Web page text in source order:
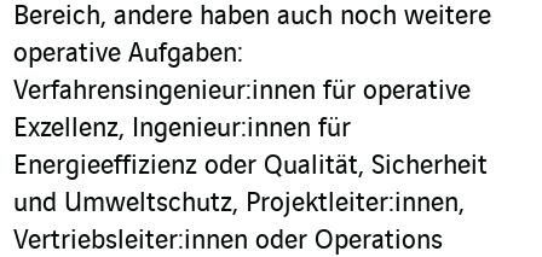
Bereich, andere haben auch noch weitere
operative Aufgaben:
Verfahrensingenieur:innen für operative
Exzellenz, Ingenieur:innen für
Energieeffizienz oder Qualität, Sicherheit
und Umweltschutz, Projektleiter:innen,
Vertriebsleiter:innen oder Operations